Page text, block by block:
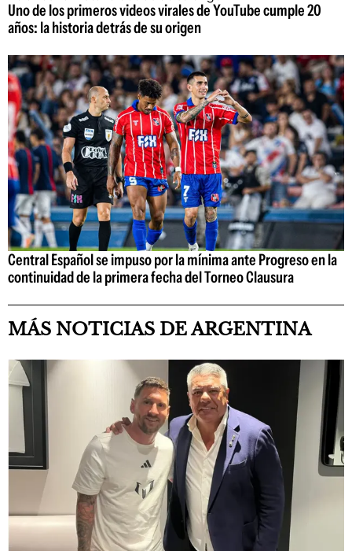
Uno de los primeros videos virales de YouTube cumple 20
años: la historia detrás de su origen
Central Español se impuso por la mínima ante Progreso en la
continuidad de la primera fecha del Torneo Clausura
MÁS NOTICIAS DE ARGENTINA